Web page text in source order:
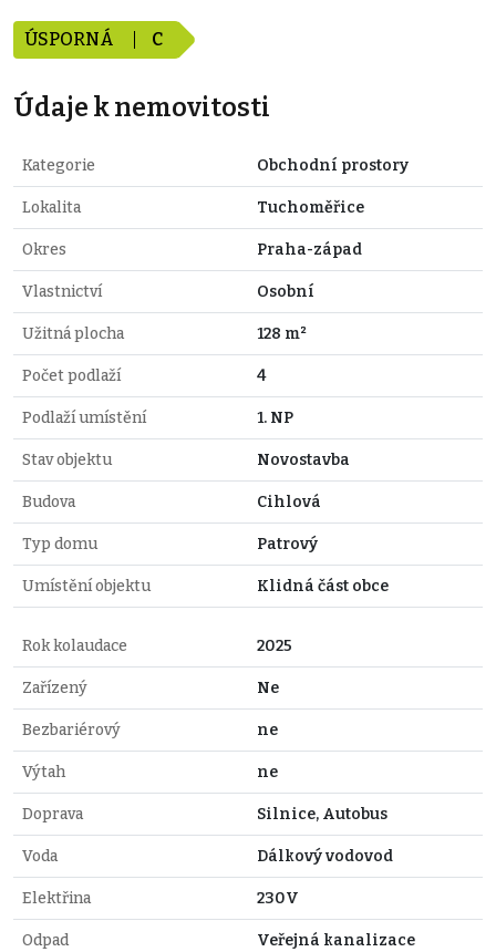
ÚSPORNÁ C
Údaje k nemovitosti
Kategorie Obchodní prostory
Lokalita Tuchoměřice
Okres Praha-západ
Vlastnictví Osobní
Užitná plocha 128 m²
Počet podlaží 4
Podlaží umístění 1. NP
Stav objektu Novostavba
Budova Cihlová
Typ domu Patrový
Umístění objektu Klidná část obce
Rok kolaudace 2025
Zařízený Ne
Bezbariérový ne
Výtah ne
Doprava Silnice, Autobus
Voda Dálkový vodovod
Elektřina 230V
Odpad Veřejná kanalizace